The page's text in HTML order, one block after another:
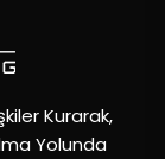
Kurarak,
Yolunda